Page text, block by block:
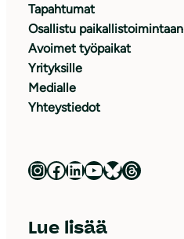
Tapahtumat
Osallistu paikallistoimintaan
Avoimet työpaikat
Yrityksille
Medialle
Yhteystiedot
Luonnonsuojeluliitto Instagramissa Luonnonsuojeluliitto Facebookissa Luonnonsuojeluliitto LinkedInissä Luonnonsuojeluliiton YouTube-kanava Luonnonsuojeluliitto Blueskyssa Luonnonsuojeluliitto Threadsissa
Lue lisää